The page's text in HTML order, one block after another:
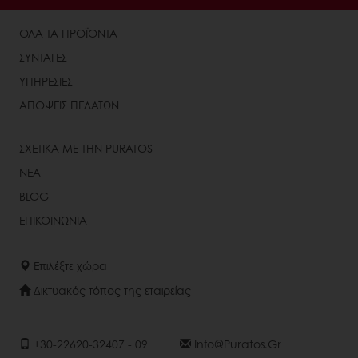
ΟΛΑ ΤΑ ΠΡΟΪΟΝΤΑ
ΣΥΝΤΑΓΕΣ
ΥΠΗΡΕΣΙΕΣ
ΑΠΟΨΕΙΣ ΠΕΛΑΤΩΝ
ΣΧΕΤΙΚΑ ΜΕ ΤΗΝ PURATOS
ΝΕΑ
BLOG
ΕΠΙΚΟΙΝΩΝΙΑ
Επιλέξτε χώρα
Δικτυακός τόπος της εταιρείας
+30-22620-32407 - 09 Info@puratos.gr